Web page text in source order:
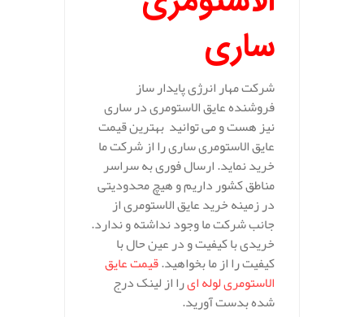
ساری
شرکت مهار انرژی پایدار ساز
فروشنده عایق الاستومری در ساری
نیز هست و می توانید بهترین قیمت
عایق الاستومری ساری را از شرکت ما
خرید نماید. ارسال فوری به سراسر
مناطق کشور داریم و هیچ محدودیتی
در زمینه خرید عایق الاستومری از
جانب شرکت ما وجود نداشته و ندارد.
خریدی با کیفیت و در عین حال با
کیفیت را از ما بخواهید.قیمت عایق
الاستومری لوله ایرا از لینک درج
شده بدست آورید.